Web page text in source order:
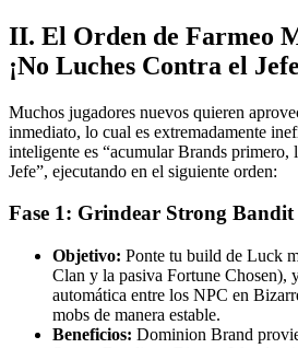
II. El Orden de Farmeo
¡No Luches Contra el
Muchos jugadores nuevos quieren
inmediato, lo cual es extremadamente
inteligente es “acumular Brands primero,
Jefe”, ejecutando en el siguiente orden:
Fase 1: Grindear Strong
Objetivo: Ponte tu build de Luck
Clan y la pasiva Fortune Chosen),
automática entre los NPC en
mobs de manera estable.
Beneficios: Dominion Brand